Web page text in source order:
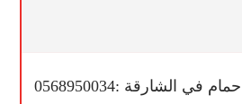
الشارقة :0568950034